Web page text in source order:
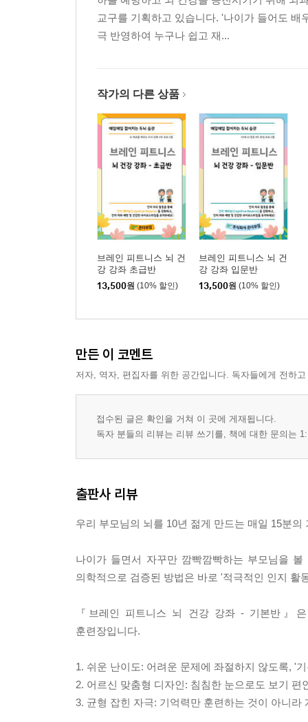
교구를 기획하고 있습니다. '나이가 들어도
극 반영하여 누구나 쉽고 재...
작가의 다른 상품
브레인 피트니스 뇌 건
강 강좌 초급반
13,500원 (10% 할인)
브레인 피트니스 뇌 건
강 강좌 입문반
13,500원 (10% 할인)
만든 이 코멘트
저자, 역자, 편집자를 위한 공간입니다. 독자들에게 전하
접수된 글은 확인을 거쳐 이 곳에 게재됩니다.
독자 분들의 리뷰는 리뷰 쓰기를, 책에 대한 문의는
출판사 리뷰
우리 부모님의 뇌를 10년 젊게 만드는 매일 15분의
나이가 들면서 자꾸만 깜빡깜빡하는 부모님을
의학적으로 검증된 방법은 바로 '적극적인 인지 활
『브레인 피트니스 뇌 건강 강좌 - 기본반』
훈련장입니다.
1. 쉬운 난이도: 어려운 문제에 좌절하지 않도록, '
2. 어르신 맞춤형 디자인: 침침한 눈으로도 보기
3. 균형 잡힌 자극: 기억력만 훈련하는 것이 아니